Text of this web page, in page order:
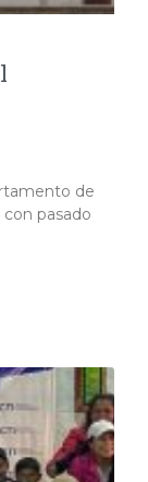
de
pasado